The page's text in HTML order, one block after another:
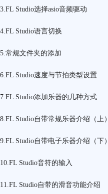
3.FL Studio选择asio音频驱动
4.FL Studio语言切换
5.常规文件夹的添加
6.FL Studio速度与节拍类型设置
7.FL Studio添加乐器的几种方式
8.FL Studio自带常规乐器介绍（上）
9.FL Studio自带电子乐器介绍（下）
10.FL Studio音符的输入
11.FL Studio自带的滑音功能介绍